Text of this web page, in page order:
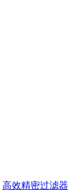
高效精密过滤器